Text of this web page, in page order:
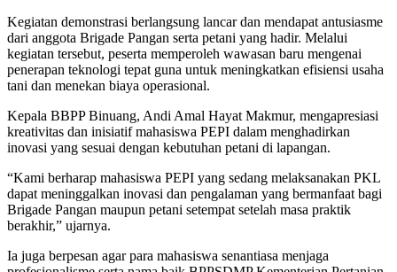
Kegiatan demonstrasi berlangsung lancar dan mendapat antusiasme
dari anggota Brigade Pangan serta petani yang hadir. Melalui
kegiatan tersebut, peserta memperoleh wawasan baru mengenai
penerapan teknologi tepat guna untuk meningkatkan efisiensi usaha
tani dan menekan biaya operasional.
Kepala BBPP Binuang, Andi Amal Hayat Makmur, mengapresiasi
kreativitas dan inisiatif mahasiswa PEPI dalam menghadirkan
inovasi yang sesuai dengan kebutuhan petani di lapangan.
“Kami berharap mahasiswa PEPI yang sedang melaksanakan PKL
dapat meninggalkan inovasi dan pengalaman yang bermanfaat bagi
Brigade Pangan maupun petani setempat setelah masa praktik
berakhir,” ujarnya.
Ia juga berpesan agar para mahasiswa senantiasa menjaga